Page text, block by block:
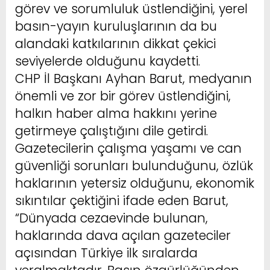
görev ve sorumluluk üstlendiğini, yerel
basın-yayın kuruluşlarının da bu
alandaki katkılarının dikkat çekici
seviyelerde olduğunu kaydetti.
CHP İl Başkanı Ayhan Barut, medyanın
önemli ve zor bir görev üstlendiğini,
halkın haber alma hakkını yerine
getirmeye çalıştığını dile getirdi.
Gazetecilerin çalışma yaşamı ve can
güvenliği sorunları bulunduğunu, özlük
haklarının yetersiz olduğunu, ekonomik
sıkıntılar çektiğini ifade eden Barut,
“Dünyada cezaevinde bulunan,
haklarında dava açılan gazeteciler
açısından Türkiye ilk sıralarda